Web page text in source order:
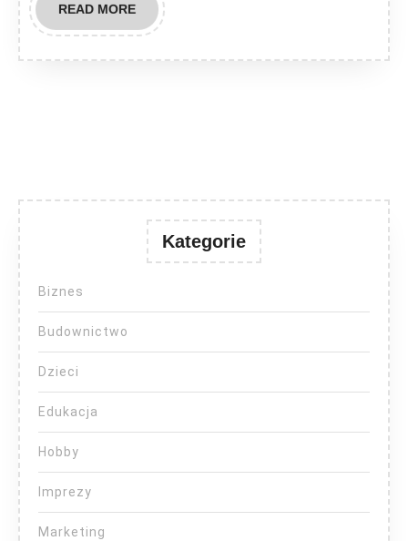
READ MOREREAD
MORE
Kategorie
Biznes
Budownictwo
Dzieci
Edukacja
Hobby
Imprezy
Marketing